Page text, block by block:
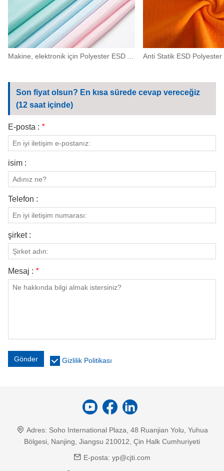
Son fiyat olsun? En kısa sürede cevap vereceğiz
(12 saat içinde)
E-posta : *
isim :
Telefon :
şirket :
Mesaj : *
Gönder Gizlilik Politikası
Adres: Soho International Plaza, 48 Ruanjian Yolu, Yuhua
Bölgesi, Nanjing, Jiangsu 210012, Çin Halk Cumhuriyeti
E-posta: yp@cjti.com